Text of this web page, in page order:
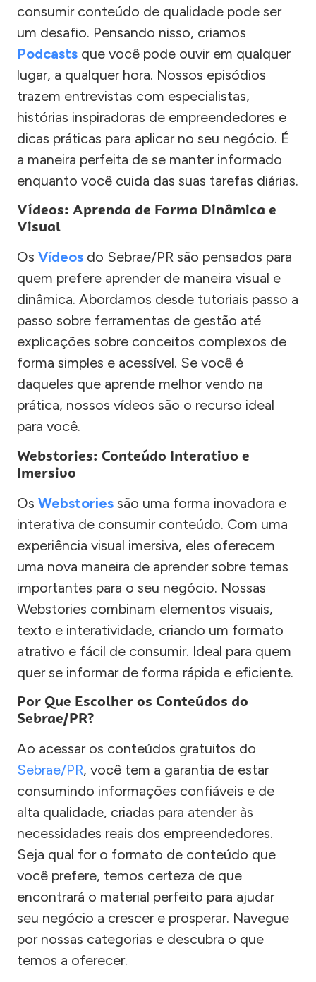
consumir conteúdo de qualidade pode ser
um desafio. Pensando nisso, criamos
Podcasts que você pode ouvir em qualquer
lugar, a qualquer hora. Nossos episódios
trazem entrevistas com especialistas,
histórias inspiradoras de empreendedores e
dicas práticas para aplicar no seu negócio. É
a maneira perfeita de se manter informado
enquanto você cuida das suas tarefas diárias.
Vídeos: Aprenda de Forma Dinâmica e
Visual
Os Vídeos do Sebrae/PR são pensados para
quem prefere aprender de maneira visual e
dinâmica. Abordamos desde tutoriais passo a
passo sobre ferramentas de gestão até
explicações sobre conceitos complexos de
forma simples e acessível. Se você é
daqueles que aprende melhor vendo na
prática, nossos vídeos são o recurso ideal
para você.
Webstories: Conteúdo Interativo e
Imersivo
Os Webstories são uma forma inovadora e
interativa de consumir conteúdo. Com uma
experiência visual imersiva, eles oferecem
uma nova maneira de aprender sobre temas
importantes para o seu negócio. Nossas
Webstories combinam elementos visuais,
texto e interatividade, criando um formato
atrativo e fácil de consumir. Ideal para quem
quer se informar de forma rápida e eficiente.
Por Que Escolher os Conteúdos do
Sebrae/PR?
Ao acessar os conteúdos gratuitos do
Sebrae/PR, você tem a garantia de estar
consumindo informações confiáveis e de
alta qualidade, criadas para atender às
necessidades reais dos empreendedores.
Seja qual for o formato de conteúdo que
você prefere, temos certeza de que
encontrará o material perfeito para ajudar
seu negócio a crescer e prosperar. Navegue
por nossas categorias e descubra o que
temos a oferecer.